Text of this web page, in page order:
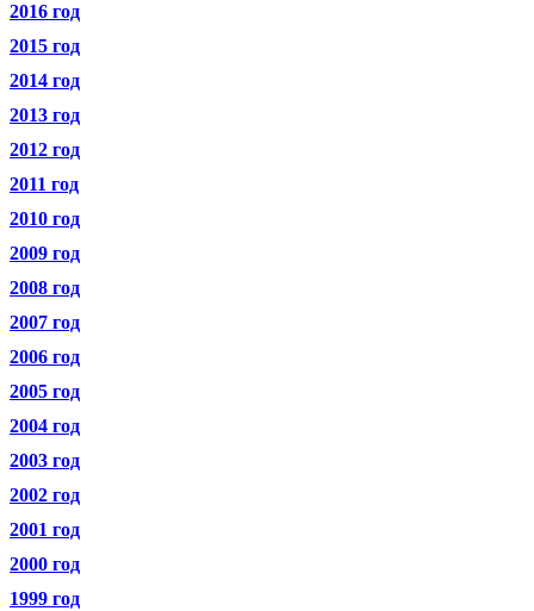
2016 год
2015 год
2014 год
2013 год
2012 год
2011 год
2010 год
2009 год
2008 год
2007 год
2006 год
2005 год
2004 год
2003 год
2002 год
2001 год
2000 год
1999 год